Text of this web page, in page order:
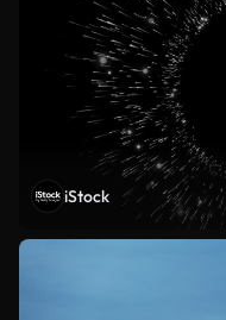
iStock